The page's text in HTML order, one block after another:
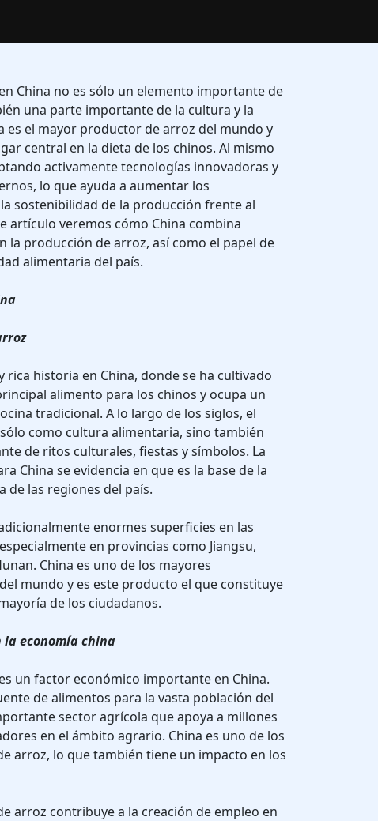
China no es sólo un elemento importante de
una parte importante de la cultura y la
es el mayor productor de arroz del mundo y
central en la dieta de los chinos. Al mismo
activamente tecnologías innovadoras y
lo que ayuda a aumentar los
sostenibilidad de la producción frente al
artículo veremos cómo China combina
la producción de arroz, así como el papel de
alimentaria del país.
rica historia en China, donde se ha cultivado
alimento para los chinos y ocupa un
tradicional. A lo largo de los siglos, el
como cultura alimentaria, sino también
de ritos culturales, fiestas y símbolos. La
China se evidencia en que es la base de la
de las regiones del país.
enormes superficies en las
en provincias como Jiangsu,
China es uno de los mayores
mundo y es este producto el que constituye
de los ciudadanos.
la economía china
un factor económico importante en China.
de alimentos para la vasta población del
sector agrícola que apoya a millones
en el ámbito agrario. China es uno de los
arroz, lo que también tiene un impacto en los
arroz contribuye a la creación de empleo en